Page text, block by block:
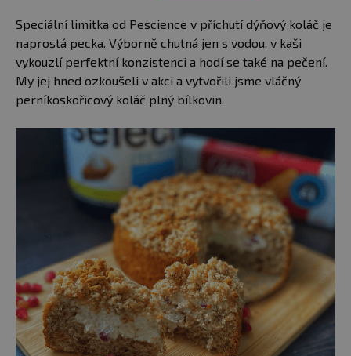
Speciální limitka od Pescience v příchutí dýňový koláč je
naprostá pecka. Výborně chutná jen s vodou, v kaši
vykouzlí perfektní konzistenci a hodí se také na pečení.
My jej hned ozkoušeli v akci a vytvořili jsme vláčný
perníkoskořicový koláč plný bílkovin.